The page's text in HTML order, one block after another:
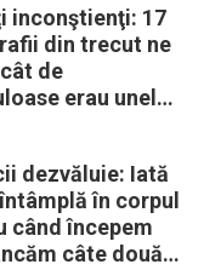
inconştienţi: 17
din trecut ne
de
erau unele
dezvăluie: Iată
în corpul
când începem
câte două